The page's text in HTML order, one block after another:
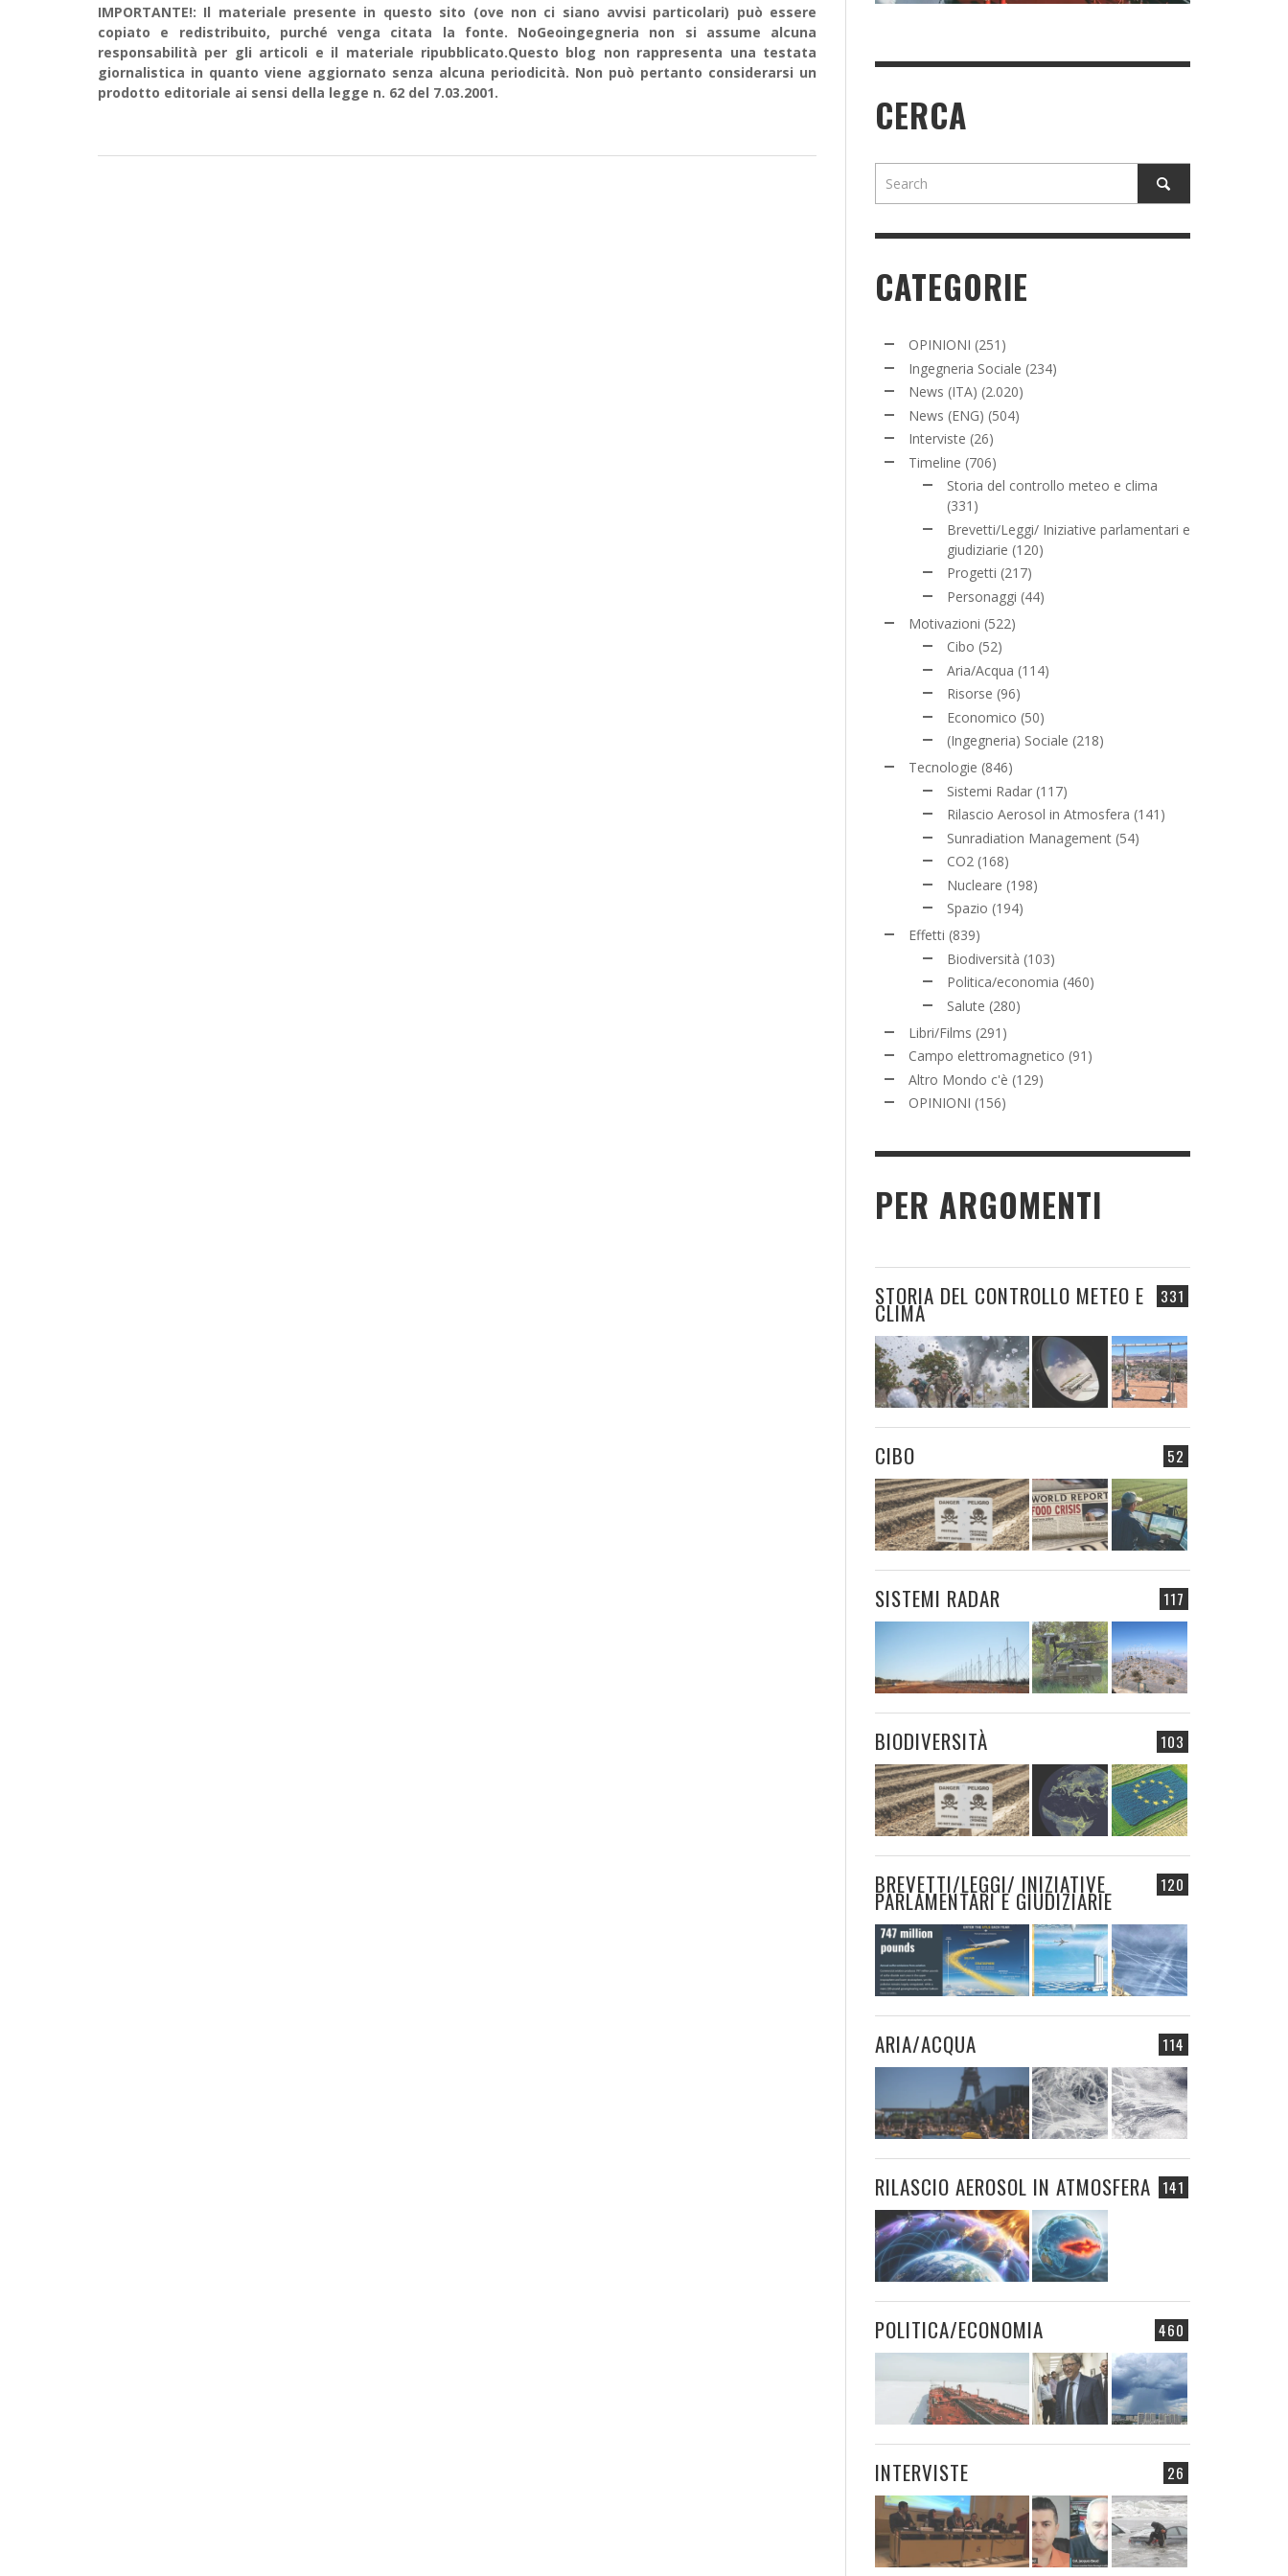
IMPORTANTE!: Il materiale presente in questo sito (ove non ci siano avvisi particolari) può essere
copiato e redistribuito, purché venga citata la fonte. NoGeoingegneria non si assume alcuna
responsabilità per gli articoli e il materiale ripubblicato.Questo blog non rappresenta una testata
giornalistica in quanto viene aggiornato senza alcuna periodicità. Non può pertanto considerarsi un
prodotto editoriale ai sensi della legge n. 62 del 7.03.2001.
CERCA
CATEGORIE
OPINIONI (251)
Ingegneria Sociale (234)
News (ITA) (2.020)
News (ENG) (504)
Interviste (26)
Timeline (706)
Storia del controllo meteo e clima
(331)
Brevetti/Leggi/ Iniziative parlamentari e
giudiziarie (120)
Progetti (217)
Personaggi (44)
Motivazioni (522)
Cibo (52)
Aria/Acqua (114)
Risorse (96)
Economico (50)
(Ingegneria) Sociale (218)
Tecnologie (846)
Sistemi Radar (117)
Rilascio Aerosol in Atmosfera (141)
Sunradiation Management (54)
CO2 (168)
Nucleare (198)
Spazio (194)
Effetti (839)
Biodiversità (103)
Politica/economia (460)
Salute (280)
Libri/Films (291)
Campo elettromagnetico (91)
Altro Mondo c'è (129)
OPINIONI (156)
PER ARGOMENTI
331
STORIA DEL CONTROLLO METEO E
CLIMA
52
CIBO
117
SISTEMI RADAR
103
BIODIVERSITÀ
120
BREVETTI/LEGGI/ INIZIATIVE
PARLAMENTARI E GIUDIZIARIE
114
ARIA/ACQUA
141
RILASCIO AEROSOL IN ATMOSFERA
460
POLITICA/ECONOMIA
26
INTERVISTE